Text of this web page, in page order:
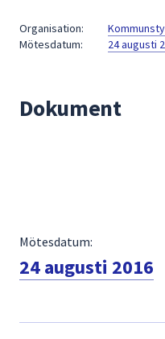
fältet.
Använd
att
att
välja
något
dem.
Organisation:
Mötesdatum:
24 augusti
Dokument
Mötesdatum:
24 augusti 2016